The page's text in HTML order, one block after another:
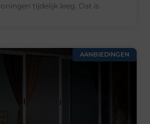
tijdelijk leeg. Dat is
AANBIEDINGEN